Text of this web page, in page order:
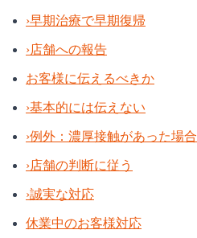
›早期治療で早期復帰
›店舗への報告
お客様に伝えるべきか
›基本的には伝えない
›例外：濃厚接触があった場合
›店舗の判断に従う
›誠実な対応
休業中のお客様対応